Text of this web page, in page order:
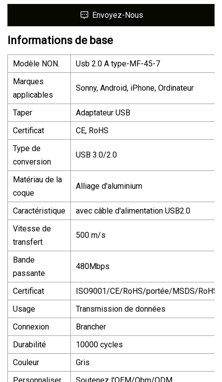
Envoyez-Nous
Informations de base
Modèle NON.
Usb 2.0 A type-MF-45-7
Marques
applicables
Sonny, Android, iPhone, Ordinateur
Taper
Adaptateur USB
Certificat
CE, RoHS
Type de
conversion
USB 3.0/2.0
Matériau de la
coque
Alliage d'aluminium
Caractéristique
avec câble d'alimentation USB2.0
Vitesse de
transfert
500 m/s
Bande
passante
480Mbps
Certificat
ISO9001/CE/RoHS/portée/MSDS/RoHS
Usage
Transmission de données
Connexion
Brancher
Durabilité
10000 cycles
Couleur
Gris